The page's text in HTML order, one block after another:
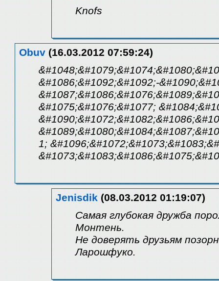
Knofs
Obuv (16.03.2012 07:59:24)
&#1086;&#1092;&#1092;-
&#1075;&#1076;&#1077;
1;
Jenisdik (08.03.2012 01:19:07)
Самая глубокая дружба
Монтень.
Не доверять друзьям
Ларошфуко.